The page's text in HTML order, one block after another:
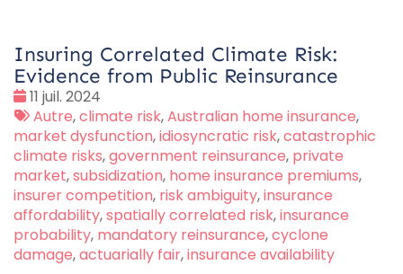
Insuring Correlated Climate Risk:
Evidence from Public Reinsurance
Date
:
11 juil. 2024
Tags
:
Autre,climate risk,Australian home insurance,
market dysfunction,idiosyncratic risk,catastrophic
climate risks,government reinsurance, private
market,subsidization, home insurance premiums,
insurer competition, risk ambiguity,insurance
affordability,spatially correlated risk,insurance
probability, mandatory reinsurance,cyclone
damage,actuarially fair,insurance availability